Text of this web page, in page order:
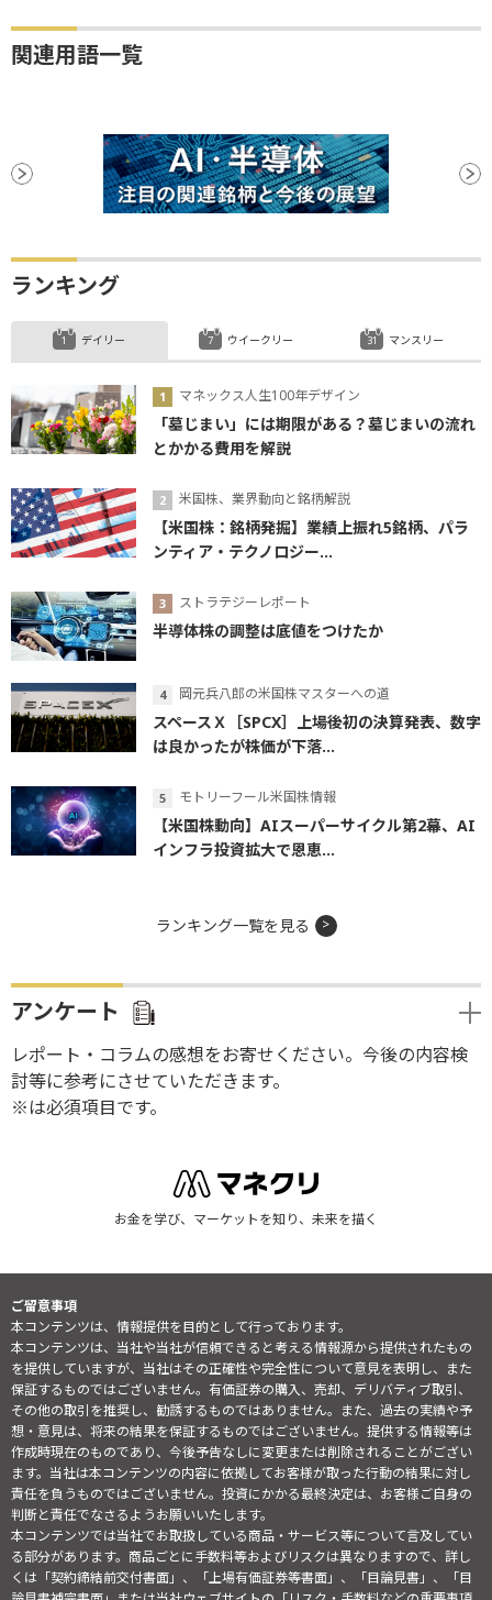
関連用語一覧
ランキング
デイリー
マネックス人生100年デザイン
「墓じまい」には期限がある？墓じまいの流れ
とかかる費用を解説
米国株、業界動向と銘柄解説
【米国株：銘柄発掘】業績上振れ5銘柄、パラ
ンティア・テクノロジー...
ストラテジーレポート
半導体株の調整は底値をつけたか
岡元兵八郎の米国株マスターへの道
スペースＸ［SPCX］上場後初の決算発表、数字
は良かったが株価が下落...
モトリーフール米国株情報
【米国株動向】AIスーパーサイクル第2幕、AI
インフラ投資拡大で恩恵...
ウイークリー マンスリー
ランキング一覧を見る
アンケート
レポート・コラムの感想をお寄せください。今後の内容検
討等に参考にさせていただきます。
※は必須項目です。
お金を学び、マーケットを知り、未来を描く
ご留意事項
本コンテンツは、情報提供を目的として行っております。
本コンテンツは、当社や当社が信頼できると考える情報源から提供されたもの
を提供していますが、当社はその正確性や完全性について意見を表明し、また
保証するものではございません。有価証券の購入、売却、デリバティブ取引、
その他の取引を推奨し、勧誘するものではありません。また、過去の実績や予
想・意見は、将来の結果を保証するものではございません。提供する情報等は
作成時現在のものであり、今後予告なしに変更または削除されることがござい
ます。当社は本コンテンツの内容に依拠してお客様が取った行動の結果に対し
責任を負うものではございません。投資にかかる最終決定は、お客様ご自身の
判断と責任でなさるようお願いいたします。
本コンテンツでは当社でお取扱している商品・サービス等について言及してい
る部分があります。商品ごとに手数料等およびリスクは異なりますので、詳し
くは「契約締結前交付書面」、「上場有価証券等書面」、「目論見書」、「目